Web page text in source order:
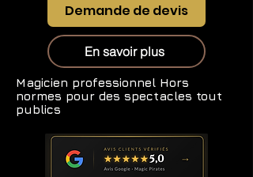
Demande de devis
En savoir plus
Magicien professionnel Hors
normes pour des spectacles tout
publics